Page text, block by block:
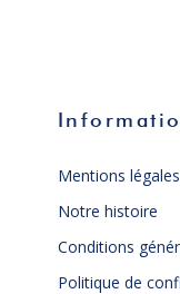
Mentions légales
Notre histoire
Conditions
Politique de